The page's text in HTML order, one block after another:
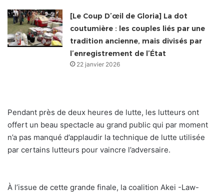
[Le Coup D’œil de Gloria] La dot
coutumière : les couples liés par une
tradition ancienne, mais divisés par
l’enregistrement de l’État
22 janvier 2026
Pendant près de deux heures de lutte, les lutteurs ont
offert un beau spectacle au grand public qui par moment
n’a pas manqué d’applaudir la technique de lutte utilisée
par certains lutteurs pour vaincre l’adversaire.
À l’issue de cette grande finale, la coalition Akei -Law-